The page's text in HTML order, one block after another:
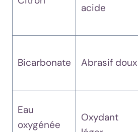
acide
Bicarbonate Abrasif doux
Eau
oxygénée
Oxydant